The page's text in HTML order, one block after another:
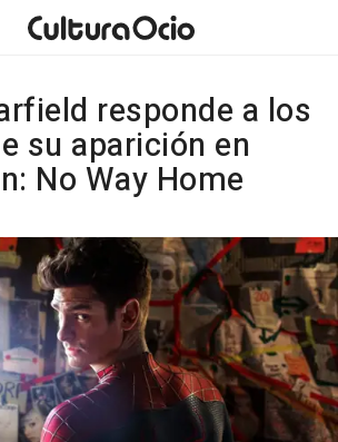
responde a los
su aparición en
No Way Home